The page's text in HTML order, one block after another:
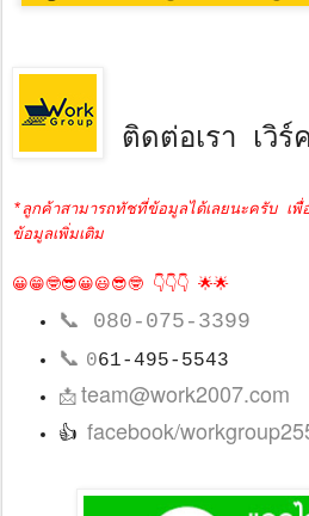
ติดต่อเรา เวิร์
*ลูกค้าสามารถทัชที่ข้อมูลได้เลยนะครับ เพื่
ข้อมูลเพิ่มเติม
😀😁🤓😎😀😃😎🤓 👇👇👇 🌟🌟
📞 080-075-3399
📞 061-495-5543
📩team@work2007.com
👍 facebook/